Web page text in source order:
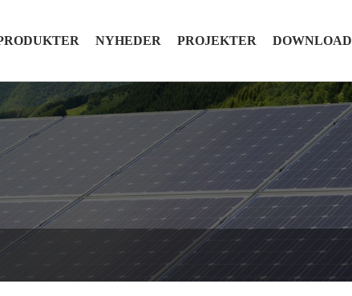
NYHEDER PROJEKTER DOWNLOAD